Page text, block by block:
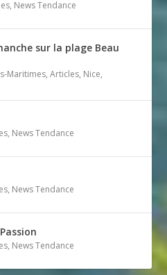
, News Tendance
sur la plage Beau
Maritimes,Articles, Nice,
, News Tendance
, News Tendance
, News Tendance